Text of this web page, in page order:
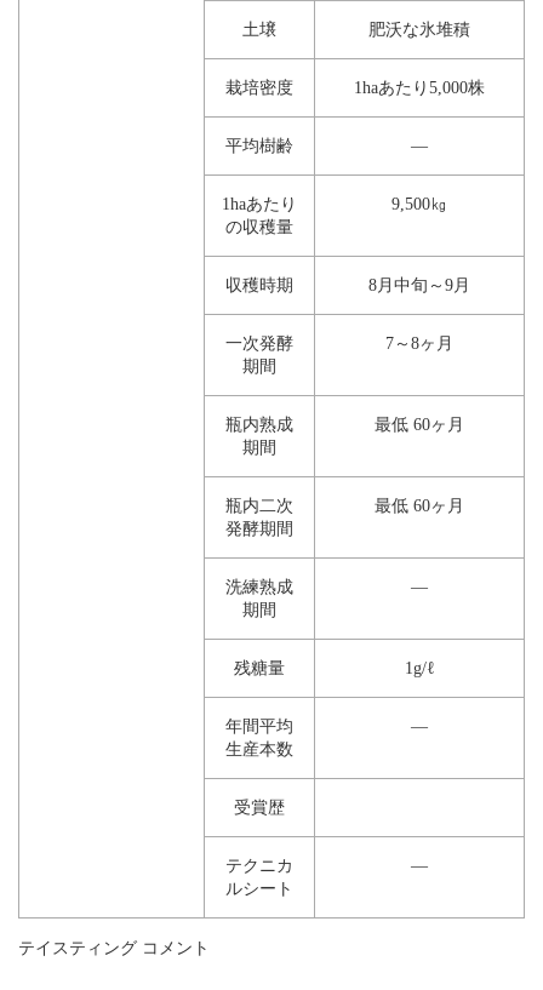
土壌 肥沃な氷堆積
栽培密度 1haあたり5,000株
平均樹齢 ―
1haあたり
の収穫量
9,500㎏
収穫時期 8月中旬～9月
一次発酵
期間
7～8ヶ月
瓶内熟成
期間
最低 60ヶ月
瓶内二次
発酵期間
最低 60ヶ月
洗練熟成
期間
―
残糖量 1g/ℓ
年間平均
生産本数
―
受賞歴
テクニカ
ルシート
―
テイスティング コメント